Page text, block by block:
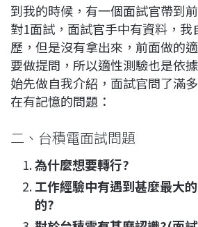
到我的時候，有一個面試官帶到
對1面試，面試官手中有資料，我
歷，但是沒有拿出來，前面做的
要做提問，所以適性測驗也是依
始先做自我介紹，面試官問了滿
在有記憶的問題：
二、台積電面試問題
為什麼想要轉行?
工作經驗中有遇到甚麼最大
的?